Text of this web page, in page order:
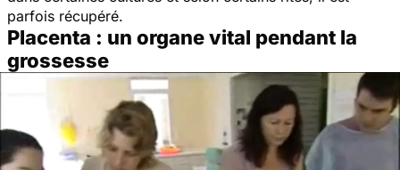
parfois récupéré.
Placenta : un organe vital pendant la
grossesse